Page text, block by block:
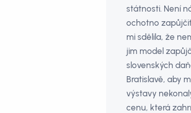
státnosti. Není
ochotno
mi sdělila, že
jim model
slovenských
Bratislavě, aby
výstavy
cenu, která